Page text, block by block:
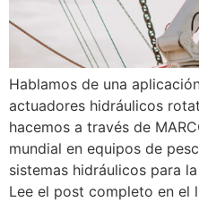
Hablamos de una
actuadores hidráulicos
hacemos a través de
mundial en equipos de
sistemas hidráulicos para
Lee el post completo en el